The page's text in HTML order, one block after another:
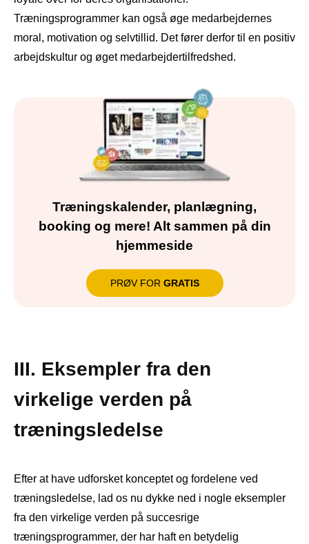
Træningsprogrammer kan også øge medarbejdernes
moral, motivation og selvtillid. Det fører derfor til en positiv
arbejdskultur og øget medarbejdertilfredshed.
Træningskalender, planlægning,
booking og mere! Alt sammen på din
hjemmeside
PRØV FOR GRATIS
III. Eksempler fra den
virkelige verden på
træningsledelse
Efter at have udforsket konceptet og fordelene ved
træningsledelse, lad os nu dykke ned i nogle eksempler
fra den virkelige verden på succesrige
træningsprogrammer, der har haft en betydelig